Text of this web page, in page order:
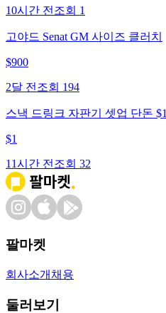
10시간 전 조회 1
고야드 Senat GM 사이즈 클러치
$900
2달 전 조회 194
스낵 드링크 자판기 셋업 단돈 $1
$1
11시간 전 조회 32
팔마켓
회사소개 채용
둘러보기